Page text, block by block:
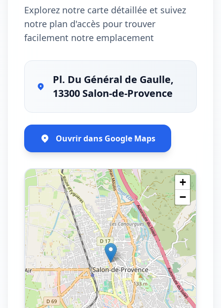
Explorez notre carte détaillée et suivez
notre plan d'accès pour trouver
facilement notre emplacement
Pl. Du Général de Gaulle,
13300 Salon-de-Provence
Ouvrir dans Google Maps
+
−